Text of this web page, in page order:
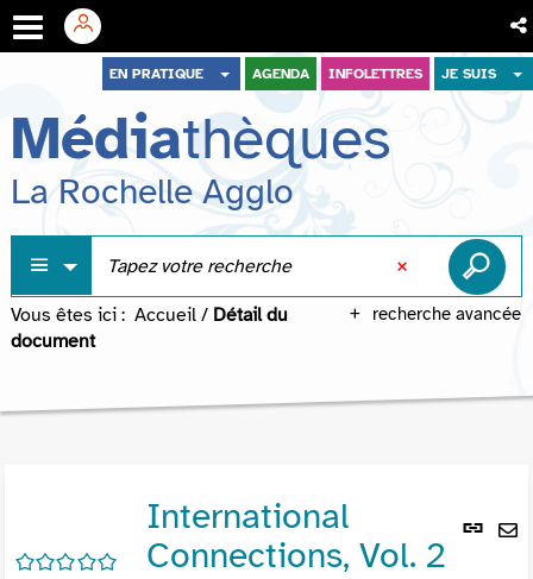
menu
contenu
recherche
EN PRATIQUE AGENDA INFOLETTRES JE SUIS
Médiathèques
La Rochelle Agglo
recherche avancée
Vous êtes ici : Accueil / Détail du
document
Lien
/5
International
Connections, Vol. 2